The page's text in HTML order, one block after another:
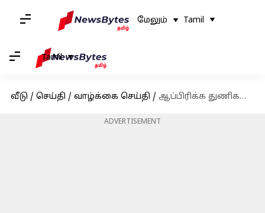
மேலும் Tamil
Tamil
வீடு / செய்தி / வாழ்க்கை செய்தி / ஆப்பிரிக்க துணிகளைக் கொண்டு பூந்தொட்டிகள் உருவாக்குவது எப்படி?
ADVERTISEMENT